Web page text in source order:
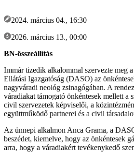
2024. március 04., 16:30
2026. március 13., 00:00
BN-összeállítás
Immár tizedik alkalommal szervezte meg
Ellátási Igazgatóság (DASO) az
nagyváradi neológ zsinagógában. A
váradiakat támogató önkéntesek mellett a
civil szervezetek képviselői, a
együttműködő partnerei és a civil
Az ünnepi alkalmon Anca Grama, a
beszédet, kiemelve, hogy az önkéntesek
arra, hogy a váradiakért tevékenykedő